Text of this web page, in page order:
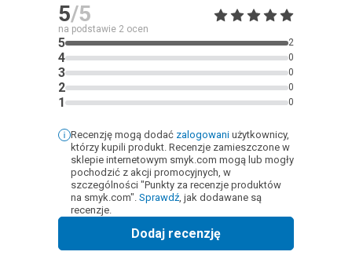
5/5
na podstawie 2 ocen
5 2
4 0
3 0
2 0
1 0
Recenzję mogą dodać zalogowani użytkownicy,
którzy kupili produkt. Recenzje zamieszczone w
sklepie internetowym smyk.com mogą lub mogły
pochodzić z akcji promocyjnych, w
szczególności "Punkty za recenzje produktów
na smyk.com". Sprawdź, jak dodawane są
recenzje.
Dodaj recenzję